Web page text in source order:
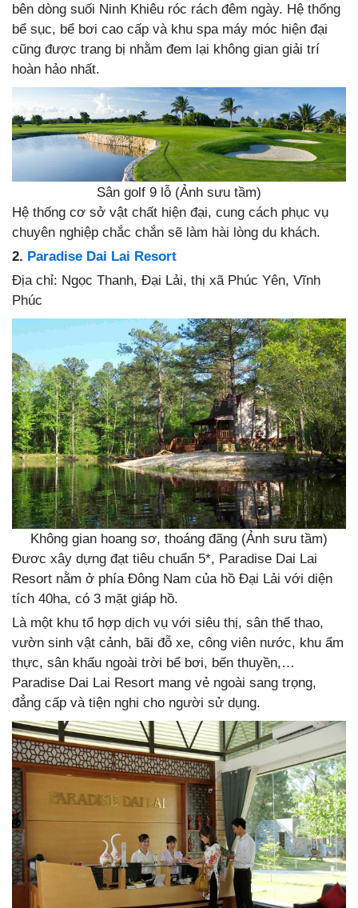
bên dòng suối Ninh Khiêu róc rách đêm ngày. Hệ thống
bể sục, bể bơi cao cấp và khu spa máy móc hiện đại
cũng được trang bị nhằm đem lại không gian giải trí
hoàn hảo nhất.
Sân golf 9 lỗ (Ảnh sưu tầm)
Hệ thống cơ sở vật chất hiện đại, cung cách phục vụ
chuyên nghiệp chắc chắn sẽ làm hài lòng du khách.
2. Paradise Dai Lai Resort
Địa chỉ: Ngọc Thanh, Đại Lải, thị xã Phúc Yên, Vĩnh
Phúc
Không gian hoang sơ, thoáng đãng (Ảnh sưu tầm)
Đươc xây dựng đạt tiêu chuẩn 5*, Paradise Dai Lai
Resort nằm ở phía Đông Nam của hồ Đại Lải với diện
tích 40ha, có 3 mặt giáp hồ.
Là một khu tổ hợp dịch vụ với siêu thị, sân thể thao,
vườn sinh vật cảnh, bãi đỗ xe, công viên nước, khu ẩm
thực, sân khấu ngoài trời bể bơi, bến thuyền,…
Paradise Dai Lai Resort mang vẻ ngoài sang trọng,
đẳng cấp và tiện nghi cho người sử dụng.